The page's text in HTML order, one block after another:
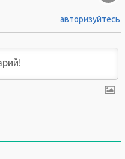
авторизуйтесь